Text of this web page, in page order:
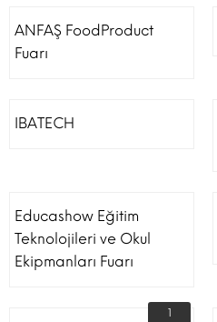
ANFAŞ FoodProduct
Fuarı
IBATECH
Educashow Eğitim
Teknolojileri ve Okul
Ekipmanları Fuarı
1